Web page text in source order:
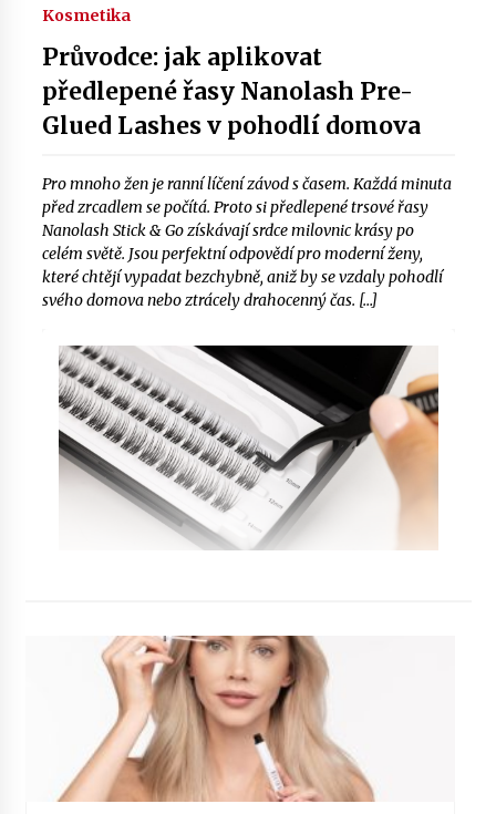
Kosmetika
Průvodce: jak aplikovat
předlepené řasy Nanolash Pre-
Glued Lashes v pohodlí domova
Pro mnoho žen je ranní líčení závod s časem. Každá minuta
před zrcadlem se počítá. Proto si předlepené trsové řasy
Nanolash Stick & Go získávají srdce milovnic krásy po
celém světě. Jsou perfektní odpovědí pro moderní ženy,
které chtějí vypadat bezchybně, aniž by se vzdaly pohodlí
svého domova nebo ztrácely drahocenný čas. […]